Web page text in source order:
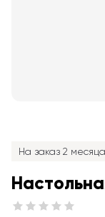
На заказ 2 месяца